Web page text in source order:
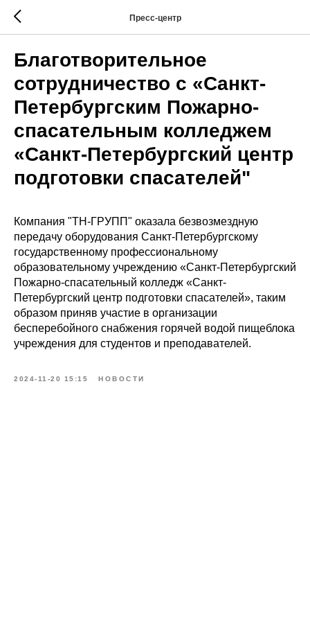
Пресс-центр
Благотворительное
сотрудничество с «Санкт-
Петербургским Пожарно-
спасательным колледжем
«Санкт-Петербургский центр
подготовки спасателей"
Компания "ТН-ГРУПП" оказала безвозмездную
передачу оборудования Санкт-Петербургскому
государственному профессиональному
образовательному учреждению «Санкт-Петербургский
Пожарно-спасательный колледж «Санкт-
Петербургский центр подготовки спасателей», таким
образом приняв участие в организации
бесперебойного снабжения горячей водой пищеблока
учреждения для студентов и преподавателей.
2024-11-20 15:15 НОВОСТИ